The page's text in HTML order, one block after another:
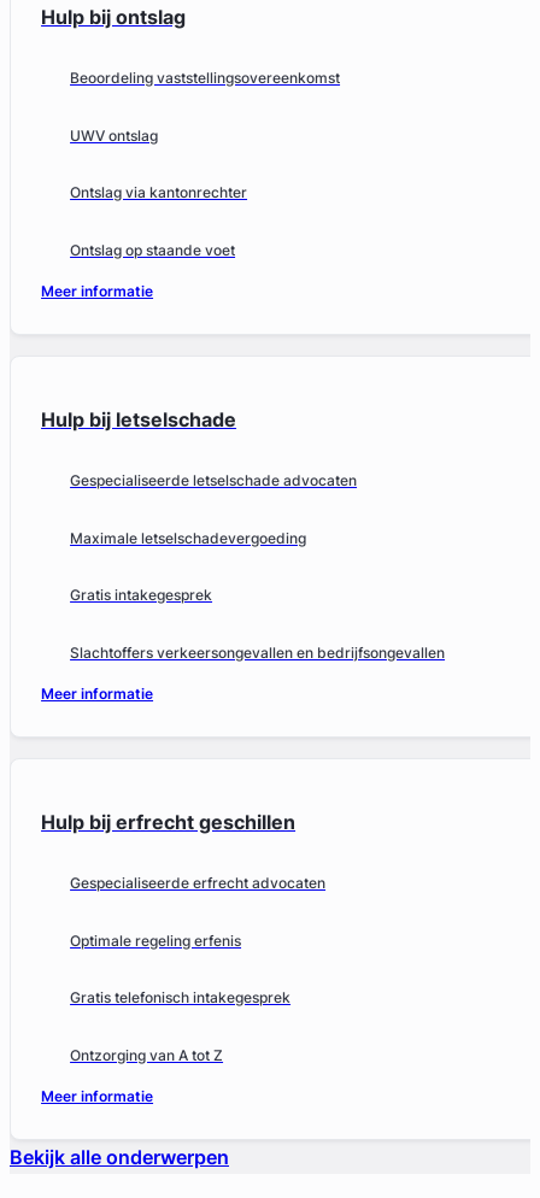
Hulp bij ontslag
Beoordeling vaststellingsovereenkomst
UWV ontslag
Ontslag via kantonrechter
Ontslag op staande voet
Meer informatie
Hulp bij letselschade
Gespecialiseerde letselschade advocaten
Maximale letselschadevergoeding
Gratis intakegesprek
Slachtoffers verkeersongevallen en bedrijfsongevallen
Meer informatie
Hulp bij erfrecht geschillen
Gespecialiseerde erfrecht advocaten
Optimale regeling erfenis
Gratis telefonisch intakegesprek
Ontzorging van A tot Z
Meer informatie
Bekijk alle onderwerpen